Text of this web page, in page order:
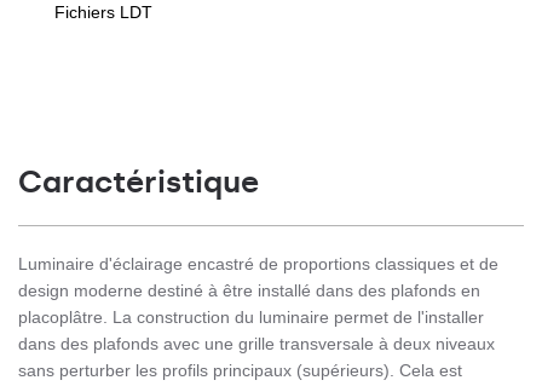
Fichiers LDT
Caractéristique
Luminaire d'éclairage encastré de proportions classiques et de
design moderne destiné à être installé dans des plafonds en
placoplâtre. La construction du luminaire permet de l'installer
dans des plafonds avec une grille transversale à deux niveaux
sans perturber les profils principaux (supérieurs). Cela est